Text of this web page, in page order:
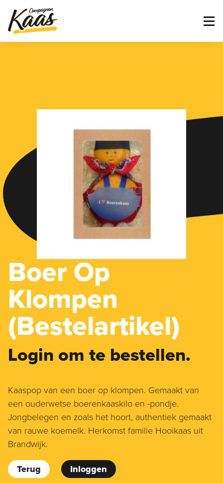
Boer Op
Klompen
(Bestelartikel)
Login om te bestellen.
Kaaspop van een boer op klompen. Gemaakt van
een ouderwetse boerenkaaskilo en -pondje.
Jongbelegen en zoals het hoort, authentiek gemaakt
van rauwe koemelk. Herkomst familie Hooikaas uit
Brandwijk.
Terug Inloggen